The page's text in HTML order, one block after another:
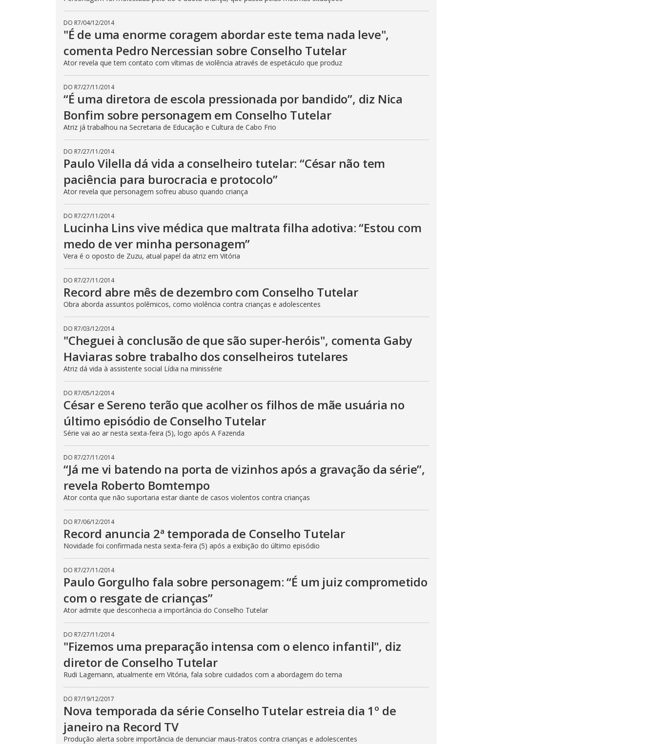
i
d
e
o
DO R7/04/12/2014
"É de uma enorme coragem abordar este tema nada leve",
comenta Pedro Nercessian sobre Conselho Tutelar
Ator revela que tem contato com vítimas de violência através de espetáculo que produz
DO R7/27/11/2014
“É uma diretora de escola pressionada por bandido”, diz Nica
Bonfim sobre personagem em Conselho Tutelar
Atriz já trabalhou na Secretaria de Educação e Cultura de Cabo Frio
DO R7/27/11/2014
Paulo Vilella dá vida a conselheiro tutelar: “César não tem
paciência para burocracia e protocolo”
Ator revela que personagem sofreu abuso quando criança
DO R7/27/11/2014
Lucinha Lins vive médica que maltrata filha adotiva: “Estou com
medo de ver minha personagem”
Vera é o oposto de Zuzu, atual papel da atriz em Vitória
DO R7/27/11/2014
Record abre mês de dezembro com Conselho Tutelar
Obra aborda assuntos polêmicos, como violência contra crianças e adolescentes
DO R7/03/12/2014
"Cheguei à conclusão de que são super-heróis", comenta Gaby
Haviaras sobre trabalho dos conselheiros tutelares
Atriz dá vida à assistente social Lídia na minissérie
DO R7/05/12/2014
César e Sereno terão que acolher os filhos de mãe usuária no
último episódio de Conselho Tutelar
Série vai ao ar nesta sexta-feira (5), logo após A Fazenda
DO R7/27/11/2014
“Já me vi batendo na porta de vizinhos após a gravação da série”,
revela Roberto Bomtempo
Ator conta que não suportaria estar diante de casos violentos contra crianças
DO R7/06/12/2014
Record anuncia 2ª temporada de Conselho Tutelar
Novidade foi confirmada nesta sexta-feira (5) após a exibição do último episódio
DO R7/27/11/2014
Paulo Gorgulho fala sobre personagem: “É um juiz comprometido
com o resgate de crianças”
Ator admite que desconhecia a importância do Conselho Tutelar
DO R7/27/11/2014
"Fizemos uma preparação intensa com o elenco infantil", diz
diretor de Conselho Tutelar
Rudi Lagemann, atualmente em Vitória, fala sobre cuidados com a abordagem do tema
DO R7/19/12/2017
Nova temporada da série Conselho Tutelar estreia dia 1º de
janeiro na Record TV
Produção alerta sobre importância de denunciar maus-tratos contra crianças e adolescentes